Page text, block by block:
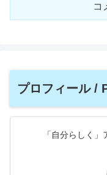
コ
プロフィール /
「自分らしく